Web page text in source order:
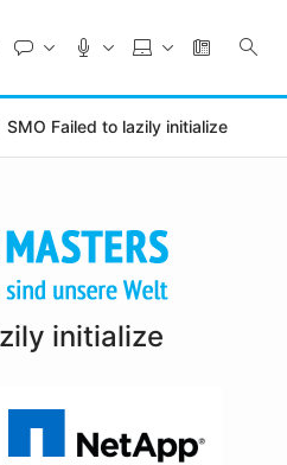
SMO Failed to lazily initialize
initialize